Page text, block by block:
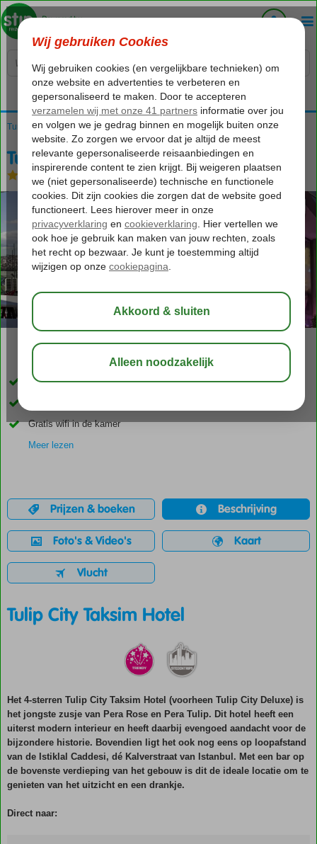
Voelt als thuiskomen...
Turkije Istanbul Beyoglu Tulip City Taksim Hotel
Tulip City Taksim Hotel
Logies en ontbijt - Hotel
Dicht bij populaire winkelstraat
Gratis wifi in de kamer
Meer lezen
Prijzen & boeken Beschrijving
Foto's & Video's Kaart
Vlucht
Tulip City Taksim Hotel
Het 4-sterren Tulip City Taksim Hotel (voorheen Tulip City Deluxe) is
het jongste zusje van Pera Rose en Pera Tulip. Dit hotel heeft een
uiterst modern interieur en heeft daarbij evengoed aandacht voor de
bijzondere historie. Bovendien ligt het ook nog eens op loopafstand
van de Istiklal Caddesi, dé Kalverstraat van Istanbul. Met een bar op
de bovenste verdieping van het gebouw is dit de ideale locatie om te
genieten van het uitzicht en een drankje.
Direct naar: